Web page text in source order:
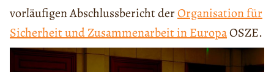
vorläufigen Abschlussbericht derOrganisation für
Sicherheit und Zusammenarbeit in EuropaOSZE.